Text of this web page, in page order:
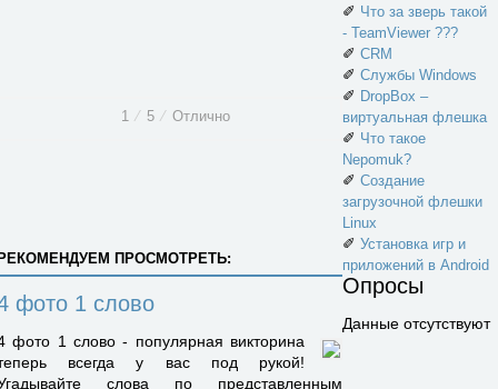
1 ⁄ 5 ⁄ Отлично
ПРОСМОТРЕТЬ:
фото 1 слово
фото 1 слово - популярная викторина
всегда у вас под рукой!
слова по представленным
✐ Что за зверь такой
- TeamViewer ???
✐ CRM
✐ Службы Windows
✐ DropBox –
виртуальная флешка
✐ Что такое
Nepomuk?
✐ Создание
загрузочной флешки
Linux
✐ Установка игр и
приложений в Android
Опросы
Данные отсутствуют